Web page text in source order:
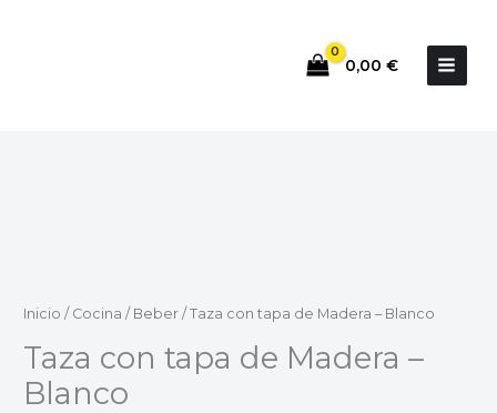
0,00 €
Inicio / Cocina / Beber / Taza con tapa de Madera – Blanco
Taza con tapa de Madera –
Blanco
Blanco